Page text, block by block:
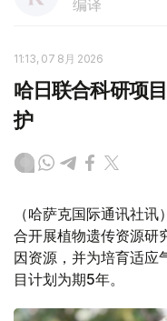
编译
11:13, 07 8月 2026
哈日联合科研项
护
（哈萨克国际通讯社
合开展植物遗传资源研
因资源，并为培育适应
目计划为期5年。